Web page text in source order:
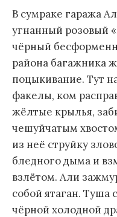
В сумраке гаража
угнанный розовый
чёрный
района багажника
поцыкивание. Тут
факелы, ком
жёлтые крылья,
чешуйчатым
из неё струйку
бледного дыма и
взлётом. Али
собой ятаган. Туша
чёрной холодной